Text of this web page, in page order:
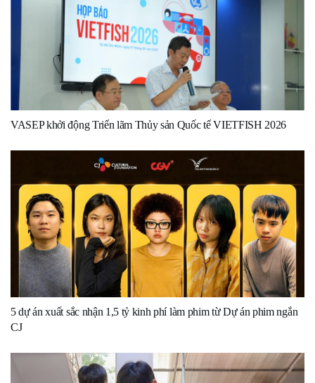
VASEP khởi động Triển lãm Thủy sản Quốc tế VIETFISH 2026
5 dự án xuất sắc nhận 1,5 tỷ kinh phí làm phim từ Dự án phim ngắn
CJ